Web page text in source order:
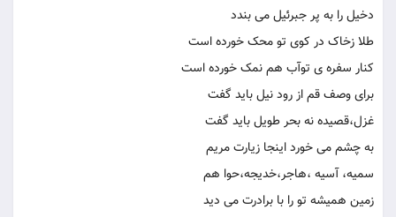
دخیل را به پر جبرئیل می بندد
طلا زخاک در کوی تو محک خورده است
کنار سفره ی توآب هم نمک خورده است
برای وصف قم از رود نیل باید گفت
غزل،قصیده نه بحر طویل باید گفت
به چشم می خورد اینجا زیارت مریم
سمیه، آسیه ،هاجر،خدیجه،حوا هم
زمین همیشه تو را با برادرت می دید